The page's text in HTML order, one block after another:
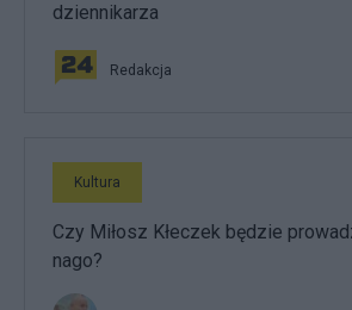
dziennikarza
Redakcja
Kultura
Czy Miłosz Kłeczek będzie
nago?